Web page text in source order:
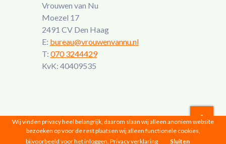
Vrouwen van Nu
Moezel 17
2491 CV Den Haag
E: bureau@vrouwenvannu.nl
T: 070 3244429
KvK: 40409535
Vrouwen van Nu © 2026 |Privacyverklaring
Wij vinden privacy heel belangrijk, daarom slaan wij alleen anoniem website
bezoeken op voor de rest plaatsen wij alleen functionele cookies,
bijvoorbeeld voor het inloggen. Privacy verklaring Sluiten